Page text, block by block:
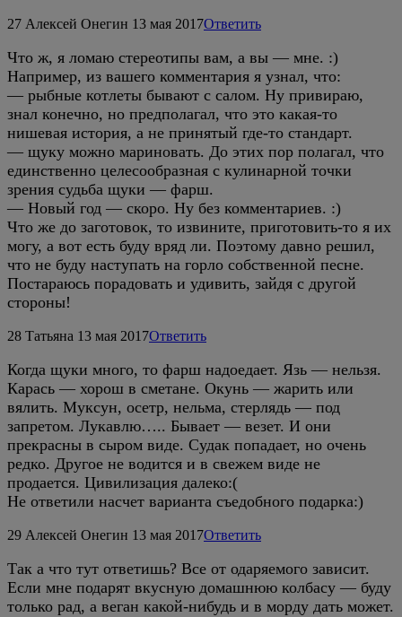
27 Алексей Онегин 13 мая 2017Ответить
Что ж, я ломаю стереотипы вам, а вы — мне. :)
Например, из вашего комментария я узнал, что:
— рыбные котлеты бывают с салом. Ну привираю,
знал конечно, но предполагал, что это какая-то
нишевая история, а не принятый где-то стандарт.
— щуку можно мариновать. До этих пор полагал, что
единственно целесообразная с кулинарной точки
зрения судьба щуки — фарш.
— Новый год — скоро. Ну без комментариев. :)
Что же до заготовок, то извините, приготовить-то я их
могу, а вот есть буду вряд ли. Поэтому давно решил,
что не буду наступать на горло собственной песне.
Постараюсь порадовать и удивить, зайдя с другой
стороны!
28 Татьяна 13 мая 2017Ответить
Когда щуки много, то фарш надоедает. Язь — нельзя.
Карась — хорош в сметане. Окунь — жарить или
вялить. Муксун, осетр, нельма, стерлядь — под
запретом. Лукавлю….. Бывает — везет. И они
прекрасны в сыром виде. Судак попадает, но очень
редко. Другое не водится и в свежем виде не
продается. Цивилизация далеко:(
Не ответили насчет варианта съедобного подарка:)
29 Алексей Онегин 13 мая 2017Ответить
Так а что тут ответишь? Все от одаряемого зависит.
Если мне подарят вкусную домашнюю колбасу — буду
только рад, а веган какой-нибудь и в морду дать может.